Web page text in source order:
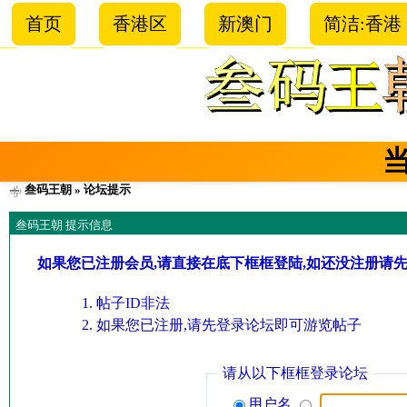
首页 香港区 新澳门 简洁:香港
叁码王朝 » 论坛提示
叁码王朝 提示信息
如果您已注册会员,请直接在底下框框登陆,如还没注册请
帖子ID非法
如果您已注册,请先登录论坛即可游览帖子
请从以下框框登录论坛
用户名